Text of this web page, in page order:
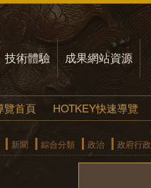
技術體驗 成果網站資源
覽首頁 HOTKEY快速導覽
新聞 綜合分類 政治 政府行政